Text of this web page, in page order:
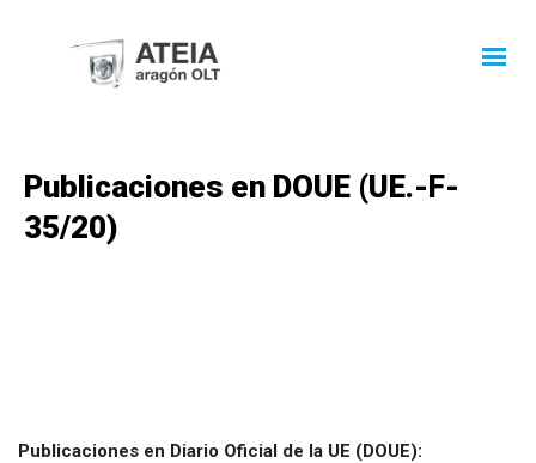
Publicaciones en DOUE (UE.-F-
35/20)
Publicaciones en Diario Oficial de la UE (DOUE):